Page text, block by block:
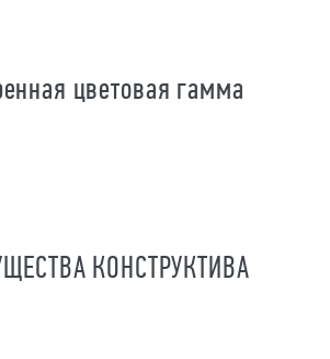
цветовая гамма
КОНСТРУКТИВА